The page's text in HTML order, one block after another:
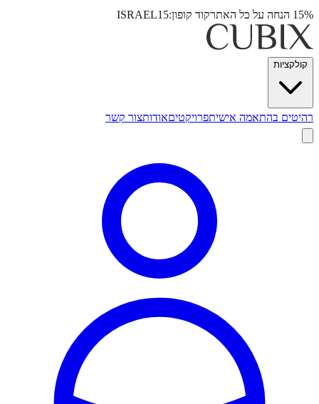
15% הנחה על כל האתר קוד קופון:ISRAEL15
קולקציות
רהיטים בהתאמה אישיתפרויקטיםאודותצור קשר